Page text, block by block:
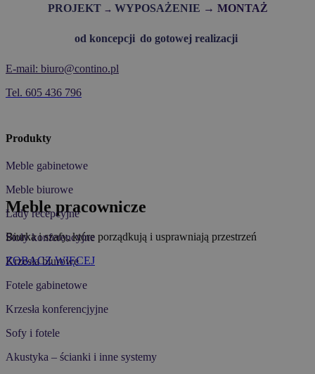
Meble pracownicze
Biurka i szafy, które porządkują i usprawniają przestrzeń
ZOBACZ WIĘCEJ
PROJEKT→ WYPOSAŻENIE → MONTAŻ
od koncepcji do gotowej realizacji
E-mail: biuro@contino.pl
Tel. 605 436 796
Produkty
Meble gabinetowe
Meble biurowe
Lady recepcyjne
Stoły konferencyjne
Krzesła biurowe
Fotele gabinetowe
Krzesła konferencjyjne
Sofy i fotele
Akustyka – ścianki i inne systemy